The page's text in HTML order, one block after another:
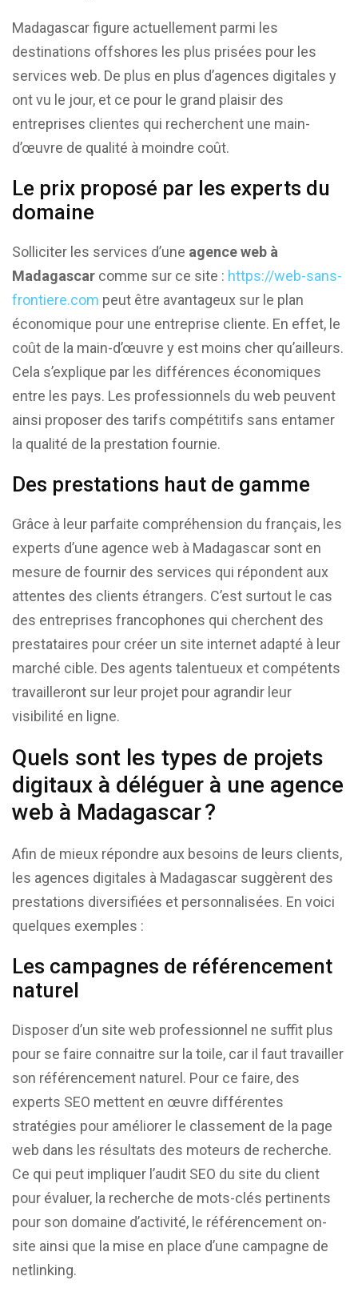
Madagascar figure actuellement parmi les
destinations offshores les plus prisées pour les
services web. De plus en plus d’agences digitales y
ont vu le jour, et ce pour le grand plaisir des
entreprises clientes qui recherchent une main-
d’œuvre de qualité à moindre coût.
Le prix proposé par les experts du
domaine
Solliciter les services d’une agence web à
Madagascar comme sur ce site : https://web-sans-
frontiere.com peut être avantageux sur le plan
économique pour une entreprise cliente. En effet, le
coût de la main-d’œuvre y est moins cher qu’ailleurs.
Cela s’explique par les différences économiques
entre les pays. Les professionnels du web peuvent
ainsi proposer des tarifs compétitifs sans entamer
la qualité de la prestation fournie.
Des prestations haut de gamme
Grâce à leur parfaite compréhension du français, les
experts d’une agence web à Madagascar sont en
mesure de fournir des services qui répondent aux
attentes des clients étrangers. C’est surtout le cas
des entreprises francophones qui cherchent des
prestataires pour créer un site internet adapté à leur
marché cible. Des agents talentueux et compétents
travailleront sur leur projet pour agrandir leur
visibilité en ligne.
Quels sont les types de projets
digitaux à déléguer à une agence
web à Madagascar ?
Afin de mieux répondre aux besoins de leurs clients,
les agences digitales à Madagascar suggèrent des
prestations diversifiées et personnalisées. En voici
quelques exemples :
Les campagnes de référencement
naturel
Disposer d’un site web professionnel ne suffit plus
pour se faire connaitre sur la toile, car il faut travailler
son référencement naturel. Pour ce faire, des
experts SEO mettent en œuvre différentes
stratégies pour améliorer le classement de la page
web dans les résultats des moteurs de recherche.
Ce qui peut impliquer l’audit SEO du site du client
pour évaluer, la recherche de mots-clés pertinents
pour son domaine d’activité, le référencement on-
site ainsi que la mise en place d’une campagne de
netlinking.